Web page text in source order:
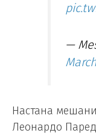
—
Настана
Леонардо